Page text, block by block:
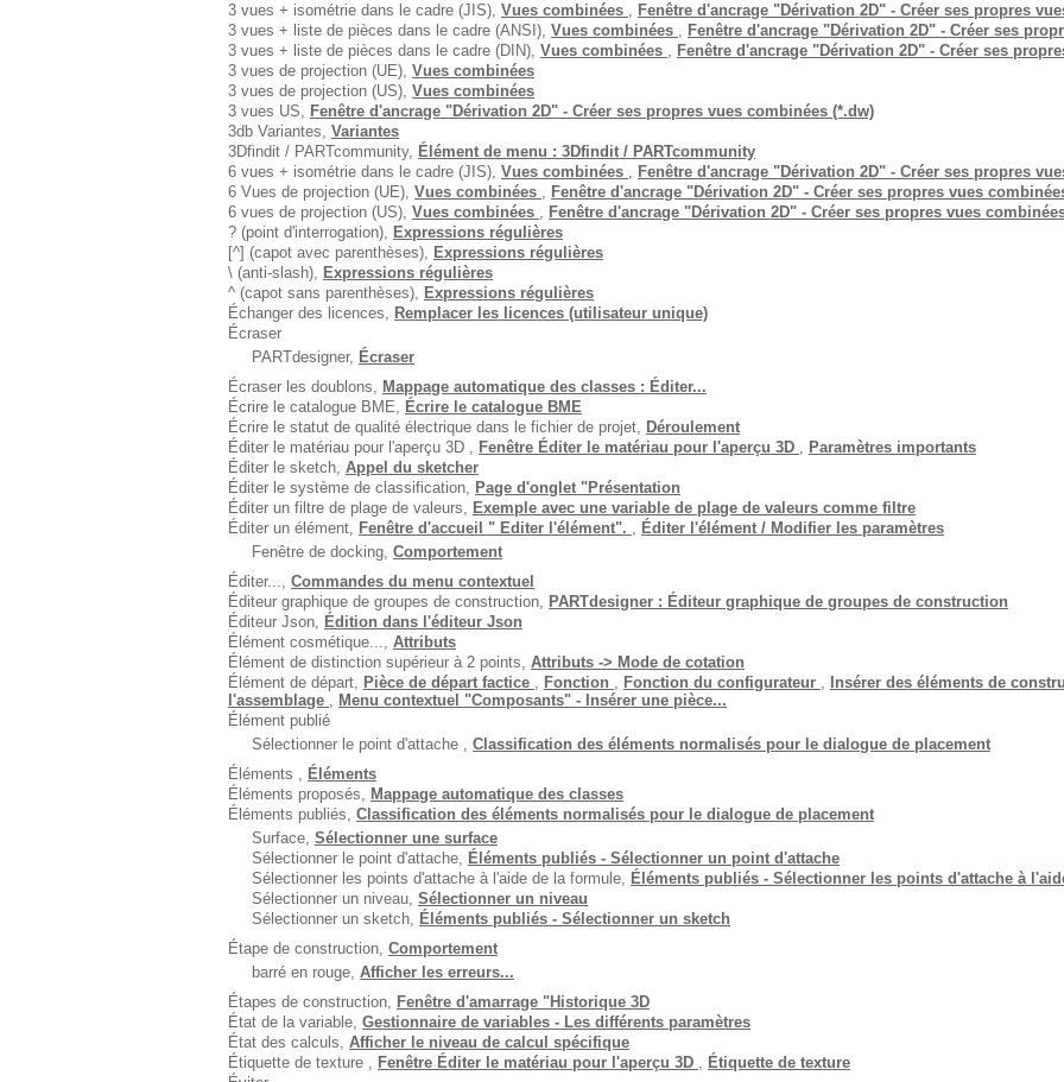
3 vues + isométrie dans le cadre (JIS), Vues combinées , Fenêtre d'ancrage "Dérivation 2D" - Créer ses propres
3 vues + liste de pièces dans le cadre (ANSI), Vues combinées , Fenêtre d'ancrage "Dérivation 2D" - Créer ses
3 vues + liste de pièces dans le cadre (DIN), Vues combinées , Fenêtre d'ancrage "Dérivation 2D" - Créer ses
3 vues de projection (UE), Vues combinées
3 vues de projection (US), Vues combinées
3 vues US, Fenêtre d'ancrage "Dérivation 2D" - Créer ses propres vues combinées (*.dw)
3db Variantes, Variantes
3Dfindit / PARTcommunity, Élément de menu : 3Dfindit / PARTcommunity
6 vues + isométrie dans le cadre (JIS), Vues combinées , Fenêtre d'ancrage "Dérivation 2D" - Créer ses propres
6 Vues de projection (UE), Vues combinées , Fenêtre d'ancrage "Dérivation 2D" - Créer ses propres vues
6 vues de projection (US), Vues combinées , Fenêtre d'ancrage "Dérivation 2D" - Créer ses propres vues
? (point d'interrogation), Expressions régulières
[^] (capot avec parenthèses), Expressions régulières
\ (anti-slash), Expressions régulières
^ (capot sans parenthèses), Expressions régulières
Échanger des licences, Remplacer les licences (utilisateur unique)
Écraser
PARTdesigner, Écraser
Écraser les doublons, Mappage automatique des classes : Éditer...
Écrire le catalogue BME, Écrire le catalogue BME
Écrire le statut de qualité électrique dans le fichier de projet, Déroulement
Éditer le matériau pour l'aperçu 3D , Fenêtre Éditer le matériau pour l'aperçu 3D , Paramètres importants
Éditer le sketch, Appel du sketcher
Éditer le système de classification, Page d'onglet "Présentation
Éditer un filtre de plage de valeurs, Exemple avec une variable de plage de valeurs comme filtre
Éditer un élément, Fenêtre d'accueil " Editer l'élément". , Éditer l'élément / Modifier les paramètres
Fenêtre de docking, Comportement
Éditer..., Commandes du menu contextuel
Éditeur graphique de groupes de construction, PARTdesigner : Éditeur graphique de groupes de construction
Éditeur Json, Édition dans l'éditeur Json
Élément cosmétique..., Attributs
Élément de distinction supérieur à 2 points, Attributs -> Mode de cotation
Élément de départ, Pièce de départ factice , Fonction , Fonction du configurateur , Insérer des éléments de
l'assemblage , Menu contextuel "Composants" - Insérer une pièce...
Élément publié
Sélectionner le point d'attache , Classification des éléments normalisés pour le dialogue de placement
Éléments , Éléments
Éléments proposés, Mappage automatique des classes
Éléments publiés, Classification des éléments normalisés pour le dialogue de placement
Surface, Sélectionner une surface
Sélectionner le point d'attache, Éléments publiés - Sélectionner un point d'attache
Sélectionner les points d'attache à l'aide de la formule, Éléments publiés - Sélectionner les points d'attache à
Sélectionner un niveau, Sélectionner un niveau
Sélectionner un sketch, Éléments publiés - Sélectionner un sketch
Étape de construction, Comportement
barré en rouge, Afficher les erreurs...
Étapes de construction, Fenêtre d'amarrage "Historique 3D
État de la variable, Gestionnaire de variables - Les différents paramètres
État des calculs, Afficher le niveau de calcul spécifique
Étiquette de texture , Fenêtre Éditer le matériau pour l'aperçu 3D , Étiquette de texture